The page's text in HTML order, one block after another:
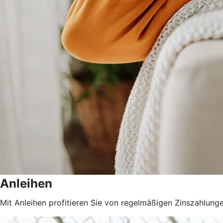
Anleihen
Mit Anleihen profitieren Sie von regelmäßigen